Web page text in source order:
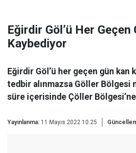
Eğirdir Göl’ü Her Geçen
Kaybediyor
Eğirdir Göl’ü her geçen gün kan
tedbir alınmazsa Göller Bölgesi
süre içerisinde Çöller
Yayınlanma: 11 Mayıs 2022 10:25